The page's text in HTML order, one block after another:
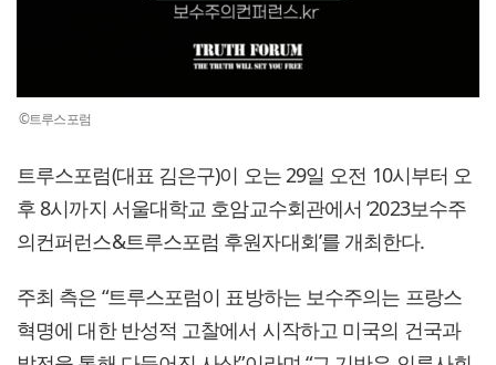
©트루스포럼
트루스포럼(대표 김은구)이 오는 29일 오전 10시부터 오
후 8시까지 서울대학교 호암교수회관에서 ‘2023보수주
의컨퍼런스&트루스포럼 후원자대회’를 개최한다.
주최 측은 “트루스포럼이 표방하는 보수주의는 프랑스
혁명에 대한 반성적 고찰에서 시작하고 미국의 건국과